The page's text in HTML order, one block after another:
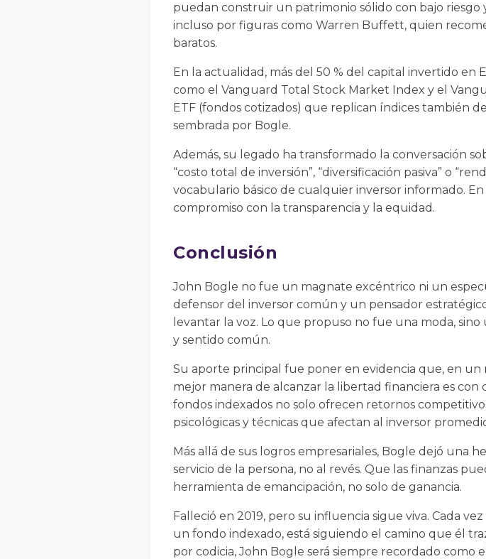
puedan construir un patrimonio sólido con bajo
incluso por figuras como Warren Buffett, quien
baratos.
En la actualidad, más del 50 % del capital invertido en
como el Vanguard Total Stock Market Index y el
ETF (fondos cotizados) que replican índices también
sembrada por Bogle.
Además, su legado ha transformado la conversación
“costo total de inversión”, “diversificación pasiva” o
vocabulario básico de cualquier inversor informado.
compromiso con la transparencia y la equidad.
Conclusión
John Bogle no fue un magnate excéntrico ni un
defensor del inversor común y un pensador
levantar la voz. Lo que propuso no fue una moda,
y sentido común.
Su aporte principal fue poner en evidencia que, en
mejor manera de alcanzar la libertad financiera es con
fondos indexados no solo ofrecen retornos
psicológicas y técnicas que afectan al inversor
Más allá de sus logros empresariales, Bogle dejó una
servicio de la persona, no al revés. Que las finanzas
herramienta de emancipación, no solo de ganancia.
Falleció en 2019, pero su influencia sigue viva. Cada
un fondo indexado, está siguiendo el camino que él
por codicia, John Bogle será siempre recordado como